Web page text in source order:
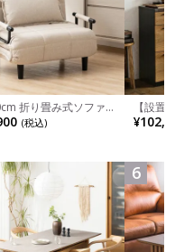
折り畳み式ソファ
コンパクト リクライ
カウチスタイル 省ス
(税込)
【設置
チンカウ
板 引き出
れ ウッデ
ル グレー
6